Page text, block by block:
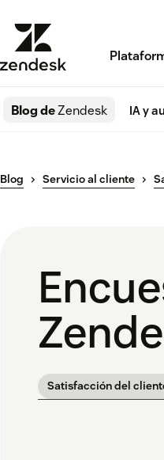
Blog deZendesk IA y
Blog Servicio al cliente
Satisfacción del